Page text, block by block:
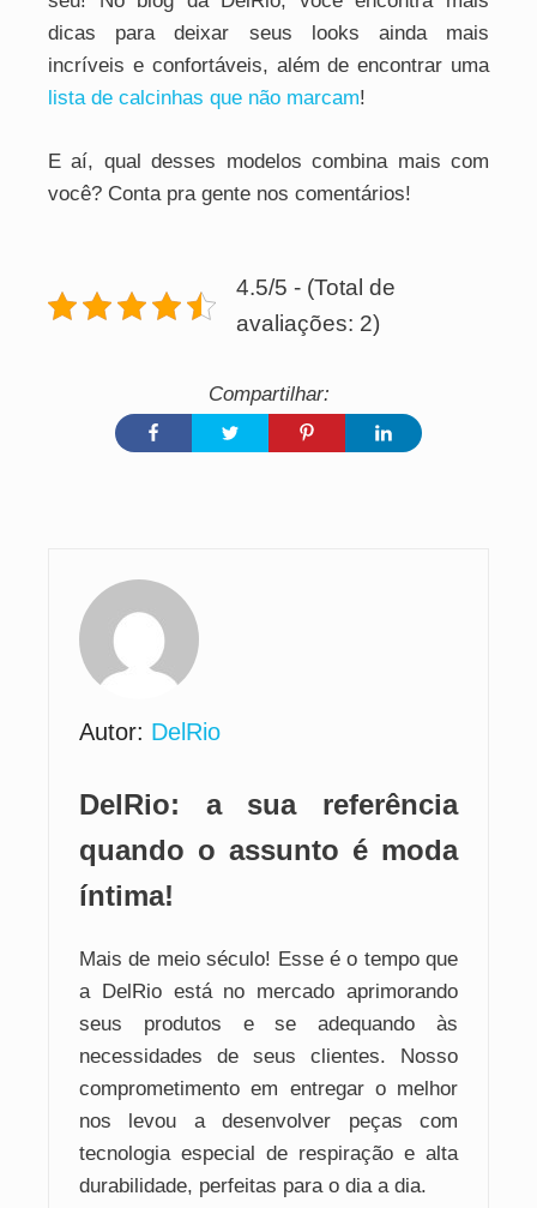
dicas para deixar seus looks ainda mais
incríveis e confortáveis, além de encontrar uma
lista de calcinhas que não marcam!
E aí, qual desses modelos combina mais com
você? Conta pra gente nos comentários!
4.5/5 - (Total de
avaliações: 2)
Autor: DelRio
DelRio: a sua referência
quando o assunto é moda
íntima!
Mais de meio século! Esse é o tempo que
a DelRio está no mercado aprimorando
seus produtos e se adequando às
necessidades de seus clientes. Nosso
comprometimento em entregar o melhor
nos levou a desenvolver peças com
tecnologia especial de respiração e alta
durabilidade, perfeitas para o dia a dia.